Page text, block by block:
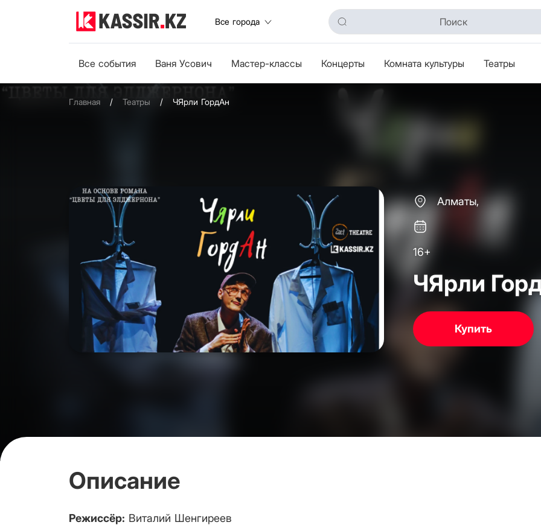
Все города
Все события Ваня Усович Мастер-классы Концерты Комната культуры Театры
Главная / Театры / ЧЯрли ГордАн
Алматы,
16+
ЧЯрли
Купить
Описание
Режиссёр: Виталий Шенгиреев